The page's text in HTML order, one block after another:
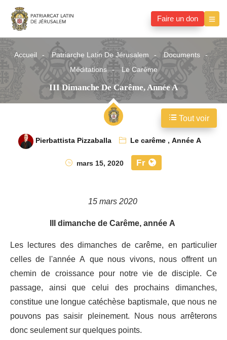
Faire un don
Accueil Patriarche Latin De Jérusalem
Documents
Méditations
Le Carême
III Dimanche De Carême, Année A
Pierbattista Pizzaballa Le carême,Année A
mars 15, 2020
Fr
15 mars 2020
III dimanche de Carême, année A
Les lectures des dimanches de carême, en particulier
celles de l'année A que nous vivons, nous offrent un
chemin de croissance pour notre vie de disciple. Ce
passage, ainsi que celui des prochains dimanches,
constitue une longue catéchèse baptismale, que nous ne
pouvons pas saisir pleinement. Nous nous arrêterons
donc seulement sur quelques points.
Tout voir